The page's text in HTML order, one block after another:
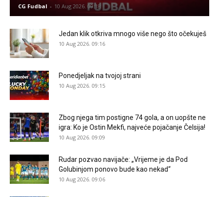
CG Fudbal - 10 Aug 2026. 09:18
Jedan klik otkriva mnogo više nego što očekuješ
10 Aug 2026. 09:16
Ponedjeljak na tvojoj strani
10 Aug 2026. 09:15
Zbog njega tim postigne 74 gola, a on uopšte ne
igra: Ko je Ostin Mekfi, najveće pojačanje Čelsija!
10 Aug 2026. 09:09
Rudar pozvao navijače: „Vrijeme je da Pod
Golubinjom ponovo bude kao nekad“
10 Aug 2026. 09:06